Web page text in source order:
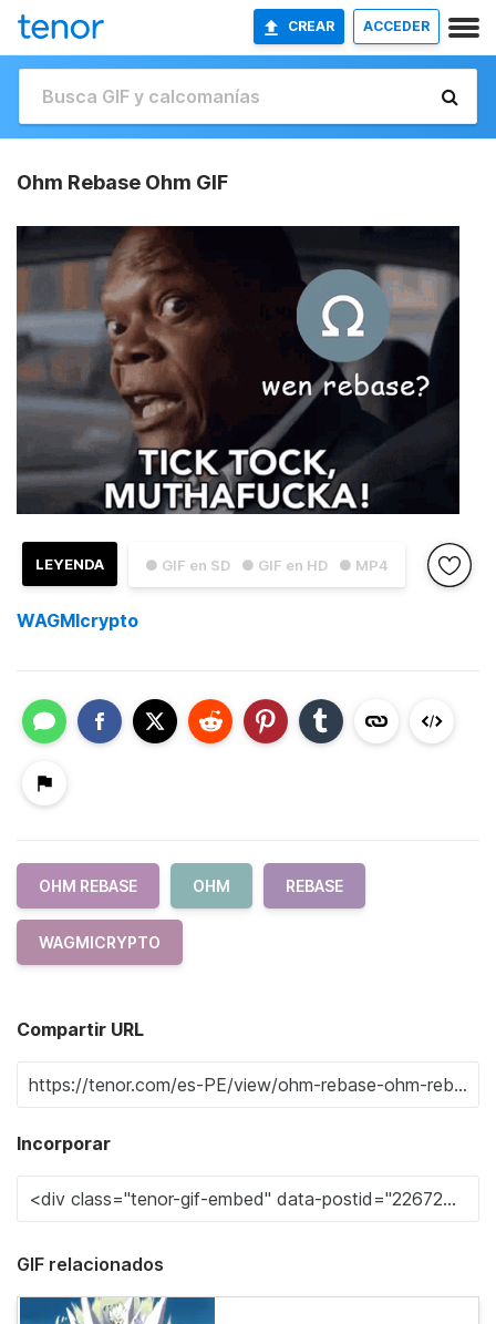
CREAR ACCEDER
Ohm Rebase Ohm GIF
● GIF en SD ● GIF en HD ● MP4
LEYENDA
WAGMIcrypto
OHM REBASE OHM REBASE
WAGMICRYPTO
Compartir URL
Incorporar
GIF relacionados